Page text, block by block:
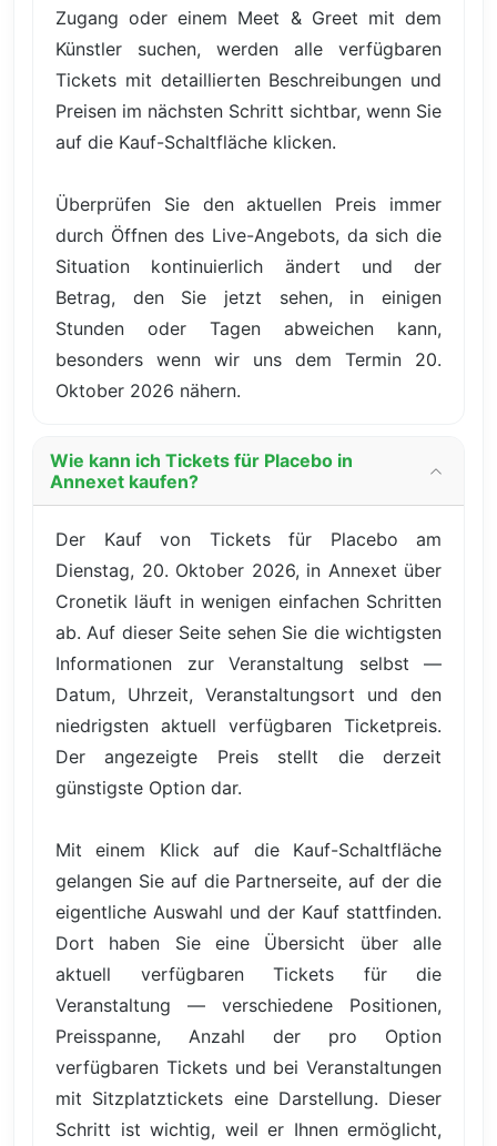
Zugang oder einem Meet & Greet mit dem
Künstler suchen, werden alle verfügbaren
Tickets mit detaillierten Beschreibungen und
Preisen im nächsten Schritt sichtbar, wenn Sie
auf die Kauf-Schaltfläche klicken.
Überprüfen Sie den aktuellen Preis immer
durch Öffnen des Live-Angebots, da sich die
Situation kontinuierlich ändert und der
Betrag, den Sie jetzt sehen, in einigen
Stunden oder Tagen abweichen kann,
besonders wenn wir uns dem Termin 20.
Oktober 2026 nähern.
Wie kann ich Tickets für Placebo in
Annexet kaufen?
Der Kauf von Tickets für Placebo am
Dienstag, 20. Oktober 2026, in Annexet über
Cronetik läuft in wenigen einfachen Schritten
ab. Auf dieser Seite sehen Sie die wichtigsten
Informationen zur Veranstaltung selbst —
Datum, Uhrzeit, Veranstaltungsort und den
niedrigsten aktuell verfügbaren Ticketpreis.
Der angezeigte Preis stellt die derzeit
günstigste Option dar.
Mit einem Klick auf die Kauf-Schaltfläche
gelangen Sie auf die Partnerseite, auf der die
eigentliche Auswahl und der Kauf stattfinden.
Dort haben Sie eine Übersicht über alle
aktuell verfügbaren Tickets für die
Veranstaltung — verschiedene Positionen,
Preisspanne, Anzahl der pro Option
verfügbaren Tickets und bei Veranstaltungen
mit Sitzplatztickets eine Darstellung. Dieser
Schritt ist wichtig, weil er Ihnen ermöglicht,